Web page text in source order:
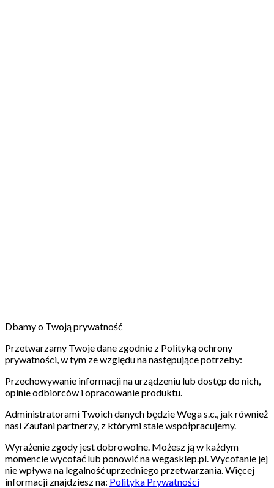
Dbamy o Twoją prywatność
Przetwarzamy Twoje dane zgodnie z Polityką ochrony
prywatności, w tym ze względu na następujące potrzeby:
Przechowywanie informacji na urządzeniu lub dostęp do nich,
opinie odbiorców i opracowanie produktu.
Administratorami Twoich danych będzie Wega s.c., jak również
nasi Zaufani partnerzy, z którymi stale współpracujemy.
Wyrażenie zgody jest dobrowolne. Możesz ją w każdym
momencie wycofać lub ponowić na wegasklep.pl. Wycofanie jej
nie wpływa na legalność uprzedniego przetwarzania. Więcej
informacji znajdziesz na: Polityka Prywatności